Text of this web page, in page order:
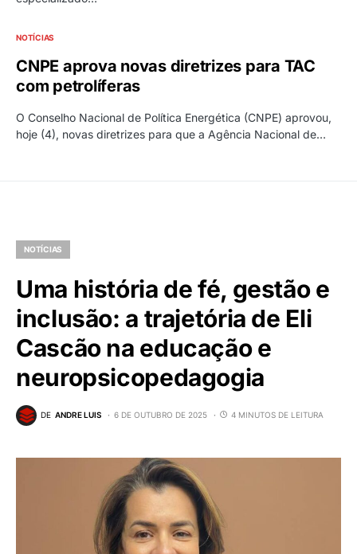
NOTÍCIAS
CNPE aprova novas diretrizes para TAC
com petrolíferas
O Conselho Nacional de Política Energética (CNPE) aprovou,
hoje (4), novas diretrizes para que a Agência Nacional de…
NOTÍCIAS
Uma história de fé, gestão e
inclusão: a trajetória de Eli
Cascão na educação e
neuropsicopedagogia
DE ANDRE LUIS 6 DE OUTUBRO DE 2025 4 MINUTOS DE LEITURA